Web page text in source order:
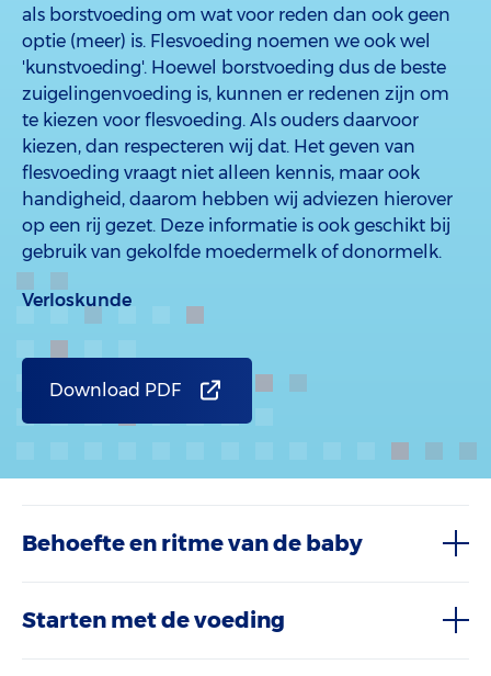
als borstvoeding om wat voor reden dan ook geen
optie (meer) is. Flesvoeding noemen we ook wel
'kunstvoeding'. Hoewel borstvoeding dus de beste
zuigelingenvoeding is, kunnen er redenen zijn om
te kiezen voor flesvoeding. Als ouders daarvoor
kiezen, dan respecteren wij dat. Het geven van
flesvoeding vraagt niet alleen kennis, maar ook
handigheid, daarom hebben wij adviezen hierover
op een rij gezet. Deze informatie is ook geschikt bij
gebruik van gekolfde moedermelk of donormelk.
Verloskunde
Download PDF
Behoefte en ritme van de baby
Starten met de voeding